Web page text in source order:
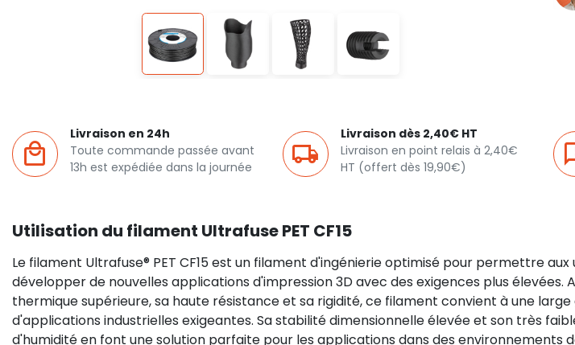
Livraison en 24h
Toute commande passée avant
13h est expédiée dans la journée
Livraison dès 2,40€ HT
Livraison en point relais à 2,40€
HT (offert dès 19,90€)
Utilisation du filament Ultrafuse PET CF15
Le filament Ultrafuse® PET CF15 est un filament d'ingénierie optimisé pour permettre aux
développer de nouvelles applications d'impression 3D avec des exigences plus élevées.
thermique supérieure, sa haute résistance et sa rigidité, ce filament convient à une
d'applications industrielles exigeantes. Sa stabilité dimensionnelle élevée et son très
d'humidité en font une solution parfaite pour les applications dans des environnements